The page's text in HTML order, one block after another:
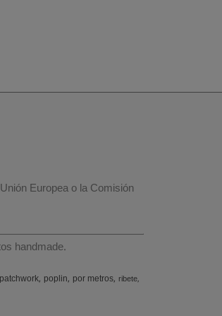
Europea o la Comisión
handmade.
patchwork poplin por metros ribete